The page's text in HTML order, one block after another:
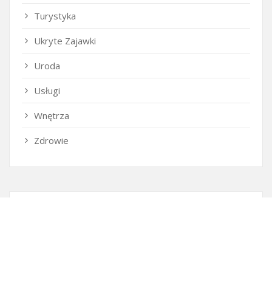
Turystyka
Ukryte Zajawki
Uroda
Usługi
Wnętrza
Zdrowie